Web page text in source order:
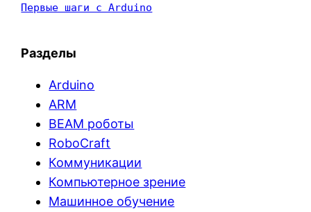
Первые шаги с Arduino
Разделы
Arduino
ARM
BEAM роботы
RoboCraft
Коммуникации
Компьютерное зрение
Машинное обучение